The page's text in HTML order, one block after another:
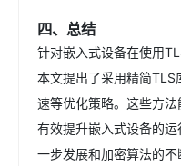
四、总结
针对嵌入式设备在使用
本文提出了采用精简TLS
速等优化策略。这些方法
有效提升嵌入式设备的
一步发展和加密算法的